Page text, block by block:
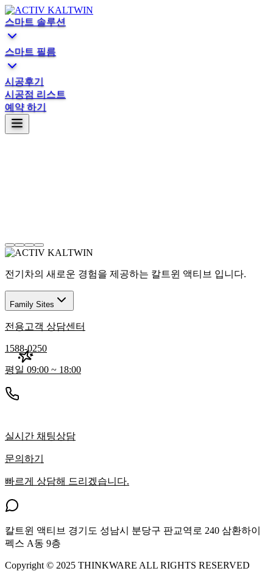
스마트 솔루션
스마트 필름
시공후기
시공점 리스트
예약 하기
전기차의 새로운 경험을 제공하는 칼트윈 액티브 입니다.
Family Sites
전용고객 상담센터
1588-0250
평일 09:00 ~ 18:00
실시간 채팅상담
문의하기
빠르게 상담해 드리겠습니다.
칼트윈 액티브 경기도 성남시 분당구 판교역로 240 삼환하이
펙스 A동 9층
Copyright © 2025 THINKWARE ALL RIGHTS RESERVED